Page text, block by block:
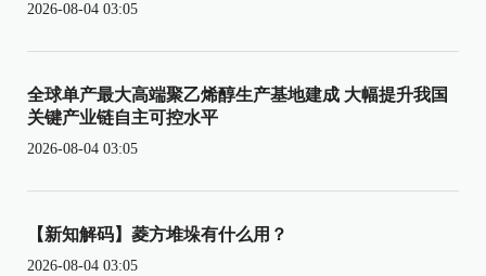
2026-08-04 03:05
全球单产最大高端聚乙烯醇生产基地建成 大幅提升我国
关键产业链自主可控水平
2026-08-04 03:05
【新知解码】菱方堆垛有什么用？
2026-08-04 03:05